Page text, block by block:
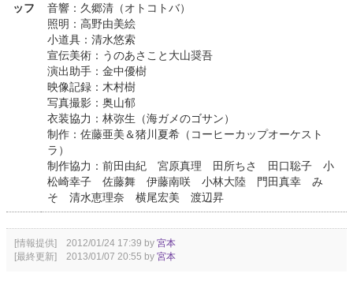
ッフ
音響：久郷清（オトコトバ）
照明：高野由美絵
小道具：清水悠索
宣伝美術：うのあさこと大山奨吾
演出助手：金中優樹
映像記録：木村樹
写真撮影：奥山郁
衣装協力：林弥生（海ガメのゴサン）
制作：佐藤亜美＆猪川夏希（コーヒーカップオーケスト
ラ）
制作協力：前田由紀 宮原真理 田所ちさ 田口聡子 小
松崎幸子 佐藤舞 伊藤南咲 小林大陸 門田真幸 み
そ 清水恵理奈 横尾宏美 渡辺昇
[情報提供] 2012/01/24 17:39 by 宮本
[最終更新] 2013/01/07 20:55 by 宮本